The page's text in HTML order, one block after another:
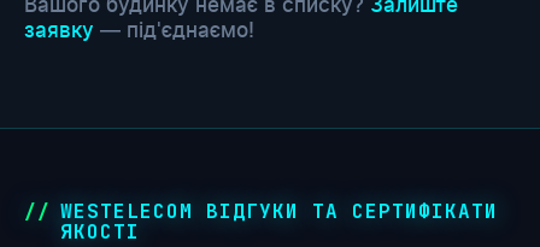
Вашого будинку немає в списку? Залиште
заявку — під'єднаємо!
WESTELECOM ВІДГУКИ ТА СЕРТИФІКАТИ
ЯКОСТІ